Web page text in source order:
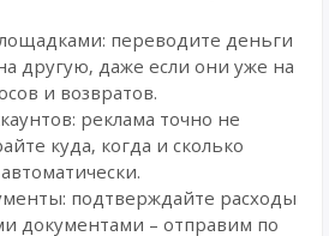
переводите деньги
другую, даже если они уже на
и возвратов.
реклама точно не
куда, когда и сколько
подтверждайте расходы
документами – отправим по